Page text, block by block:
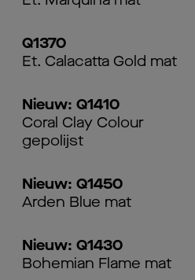
Q1370
Et. Calacatta Gold mat
Nieuw: Q1410
Coral Clay Colour
gepolijst
Nieuw: Q1450
Arden Blue mat
Nieuw: Q1430
Bohemian Flame mat